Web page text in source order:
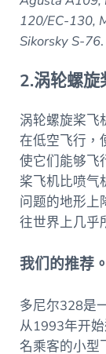
120/EC-130,
Sikorsky S-76.
2.涡轮螺旋
涡轮螺旋桨飞
在低空飞行，
使它们能够飞
桨飞机比喷气
问题的地形上
往世界上几乎
我们的推荐
多尼尔328是
从1993年开
名乘客的小型